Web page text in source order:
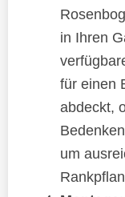
in Ihren
für einen
abdeckt,
um